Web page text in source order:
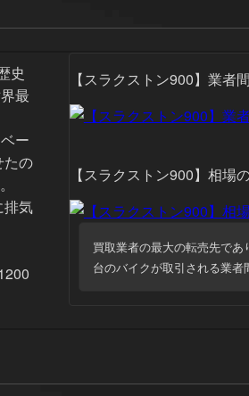
史
最
ー
たの
排気
【スラクストン900】業者
【スラクストン900】相場
買取業者の最大の転売先で
台のバイクが取引される業